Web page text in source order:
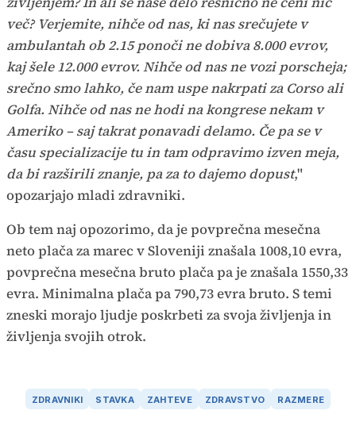
več? Verjemite, nihče od nas, ki nas srečujete v
ambulantah ob 2.15 ponoči ne dobiva 8.000 evrov,
kaj šele 12.000 evrov. Nihče od nas ne vozi porscheja;
srečno smo lahko, če nam uspe nakrpati za Corso ali
Golfa. Nihče od nas ne hodi na kongrese nekam v
Ameriko – saj takrat ponavadi delamo. Če pa se v
času specializacije tu in tam odpravimo izven meja,
da bi razširili znanje, pa za to dajemo dopust,"
opozarjajo mladi zdravniki.
Ob tem naj opozorimo, da je povprečna mesečna
neto plača za marec v Sloveniji znašala 1008,10 evra,
povprečna mesečna bruto plača pa je znašala 1550,33
evra. Minimalna plača pa 790,73 evra bruto. S temi
zneski morajo ljudje poskrbeti za svoja življenja in
življenja svojih otrok.
ZDRAVNIKI STAVKA ZAHTEVE ZDRAVSTVO RAZMERE